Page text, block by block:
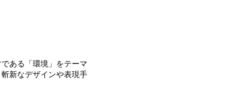
ある「環境」をテーマ
新なデザインや表現手